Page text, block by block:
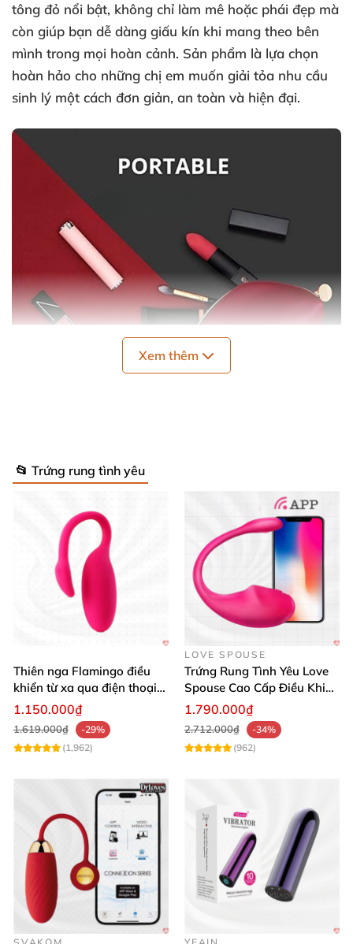
tông đỏ nổi bật, không chỉ làm mê hoặc phái đẹp mà
còn giúp bạn dễ dàng giấu kín khi mang theo bên
mình trong mọi hoàn cảnh. Sản phẩm là lựa chọn
hoàn hảo cho những chị em muốn giải tỏa nhu cầu
sinh lý một cách đơn giản, an toàn và hiện đại.
Thanh rung mini Lovense Exomoon dễ sử dụng kích thích mạnh
Thanh rung mini Lovense Exomoon dễ sử dụng kích thích mạnh
Xem thêm
📂 Trứng rung tình yêu
Thiên nga Flamingo điều
khiển từ xa qua điện thoại
cực dễ dàng
1.150.000₫
1.619.000₫
-29%
(1,962)
LOVE SPOUSE
Trứng Rung Tình Yêu Love
Spouse Cao Cấp Điều Khiển
App Đỉnh Cao
1.790.000₫
2.712.000₫
-34%
(962)